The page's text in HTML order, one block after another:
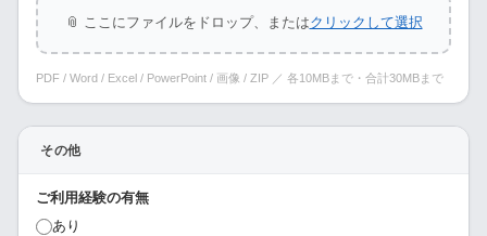
📎 ここにファイルをドロップ、またはクリックして選択
PDF / Word / Excel / PowerPoint / 画像 / ZIP ／ 各10MBまで・合計30MBまで
その他
ご利用経験の有無
あり